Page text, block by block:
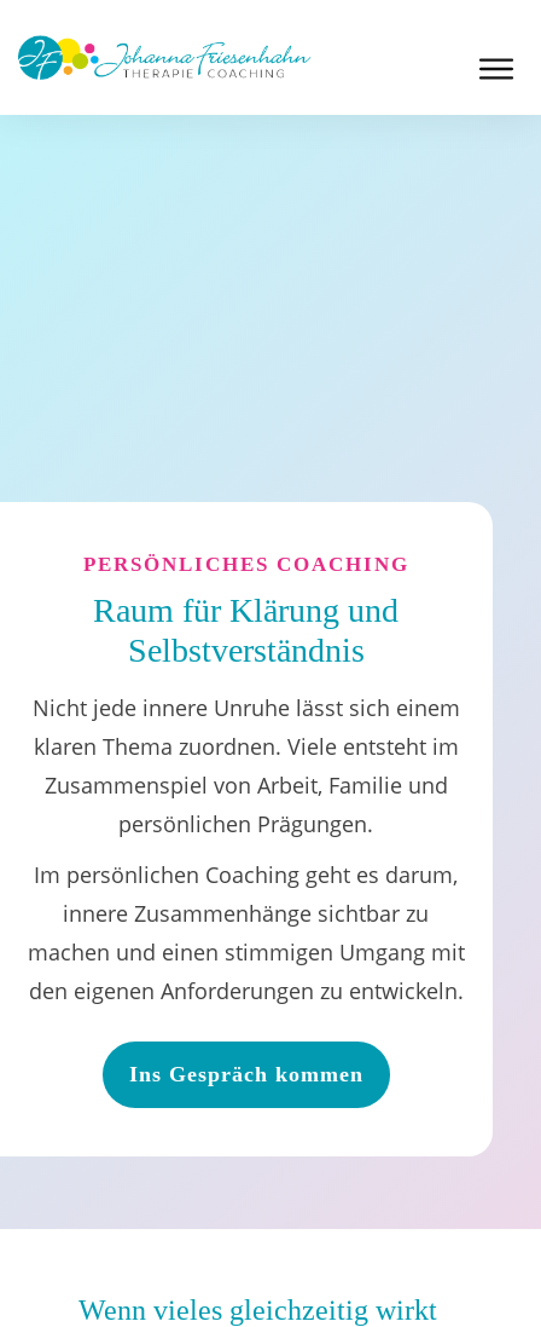
PERSÖNLICHES COACHING
Raum für Klärung und
Selbstverständnis
Nicht jede innere Unruhe lässt sich einem
klaren Thema zuordnen. Viele entsteht im
Zusammenspiel von Arbeit, Familie und
persönlichen Prägungen.
Im persönlichen Coaching geht es darum,
innere Zusammenhänge sichtbar zu
machen und einen stimmigen Umgang mit
den eigenen Anforderungen zu entwickeln.
Ins Gespräch kommen
Wenn vieles gleichzeitig wirkt